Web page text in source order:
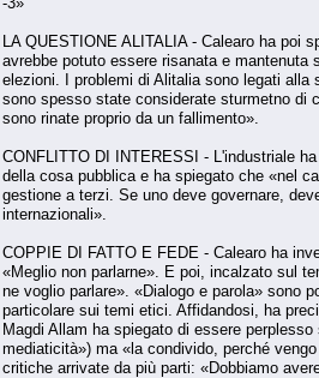
LA QUESTIONE ALITALIA - Calearo ha poi
avrebbe potuto essere risanata e
elezioni. I problemi di Alitalia sono legati
sono spesso state considerate sturmetno di
sono rinate proprio da un fallimento».
CONFLITTO DI INTERESSI - L'industriale
della cosa pubblica e ha spiegato che «nel
gestione a terzi. Se uno deve governare,
internazionali».
COPPIE DI FATTO E FEDE - Calearo ha
«Meglio non parlarne». E poi, incalzato sul
ne voglio parlare». «Dialogo e parola» sono
particolare sui temi etici. Affidandosi, ha
Magdi Allam ha spiegato di essere
mediaticità») ma «la condivido, perché
critiche arrivate da più parti: «Dobbiamo